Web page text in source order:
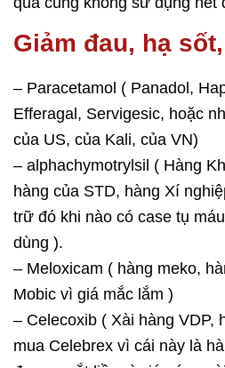
Giảm đau, hạ
– Paracetamol ( Panadol,
Efferagal, Servigesic, hoặc
của US, của Kali, của VN)
– alphachymotrylsil ( Hàng
hàng của STD, hàng Xí
trữ đó khi nào có case tụ
dùng ).
– Meloxicam ( hàng meko,
Mobic vì giá mắc lắm )
– Celecoxib ( Xài hàng VDP,
mua Celebrex vì cái này là